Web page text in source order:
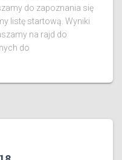
do zapoznania się
listę startową. Wyniki
na rajd do
do